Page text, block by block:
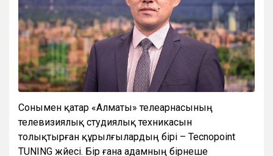
Сонымен қатар «Алматы» телеарнасының
телевизиялық студиялық техникасын
толықтырған құрылғылардың бірі – Tecnopoint
TUNING жүйесі. Бір ғана адамның бірнеше